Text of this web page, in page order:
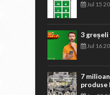
Jul 15
3
Jul 16
7
produse